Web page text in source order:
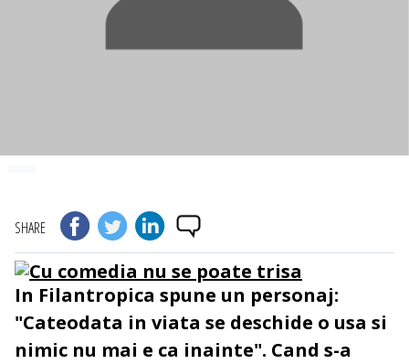
SHARE
Cu comedia nu se poate trisa
In Filantropica spune un personaj:
"Cateodata in viata se deschide o usa si
nimic nu mai e ca inainte". Cand s-a